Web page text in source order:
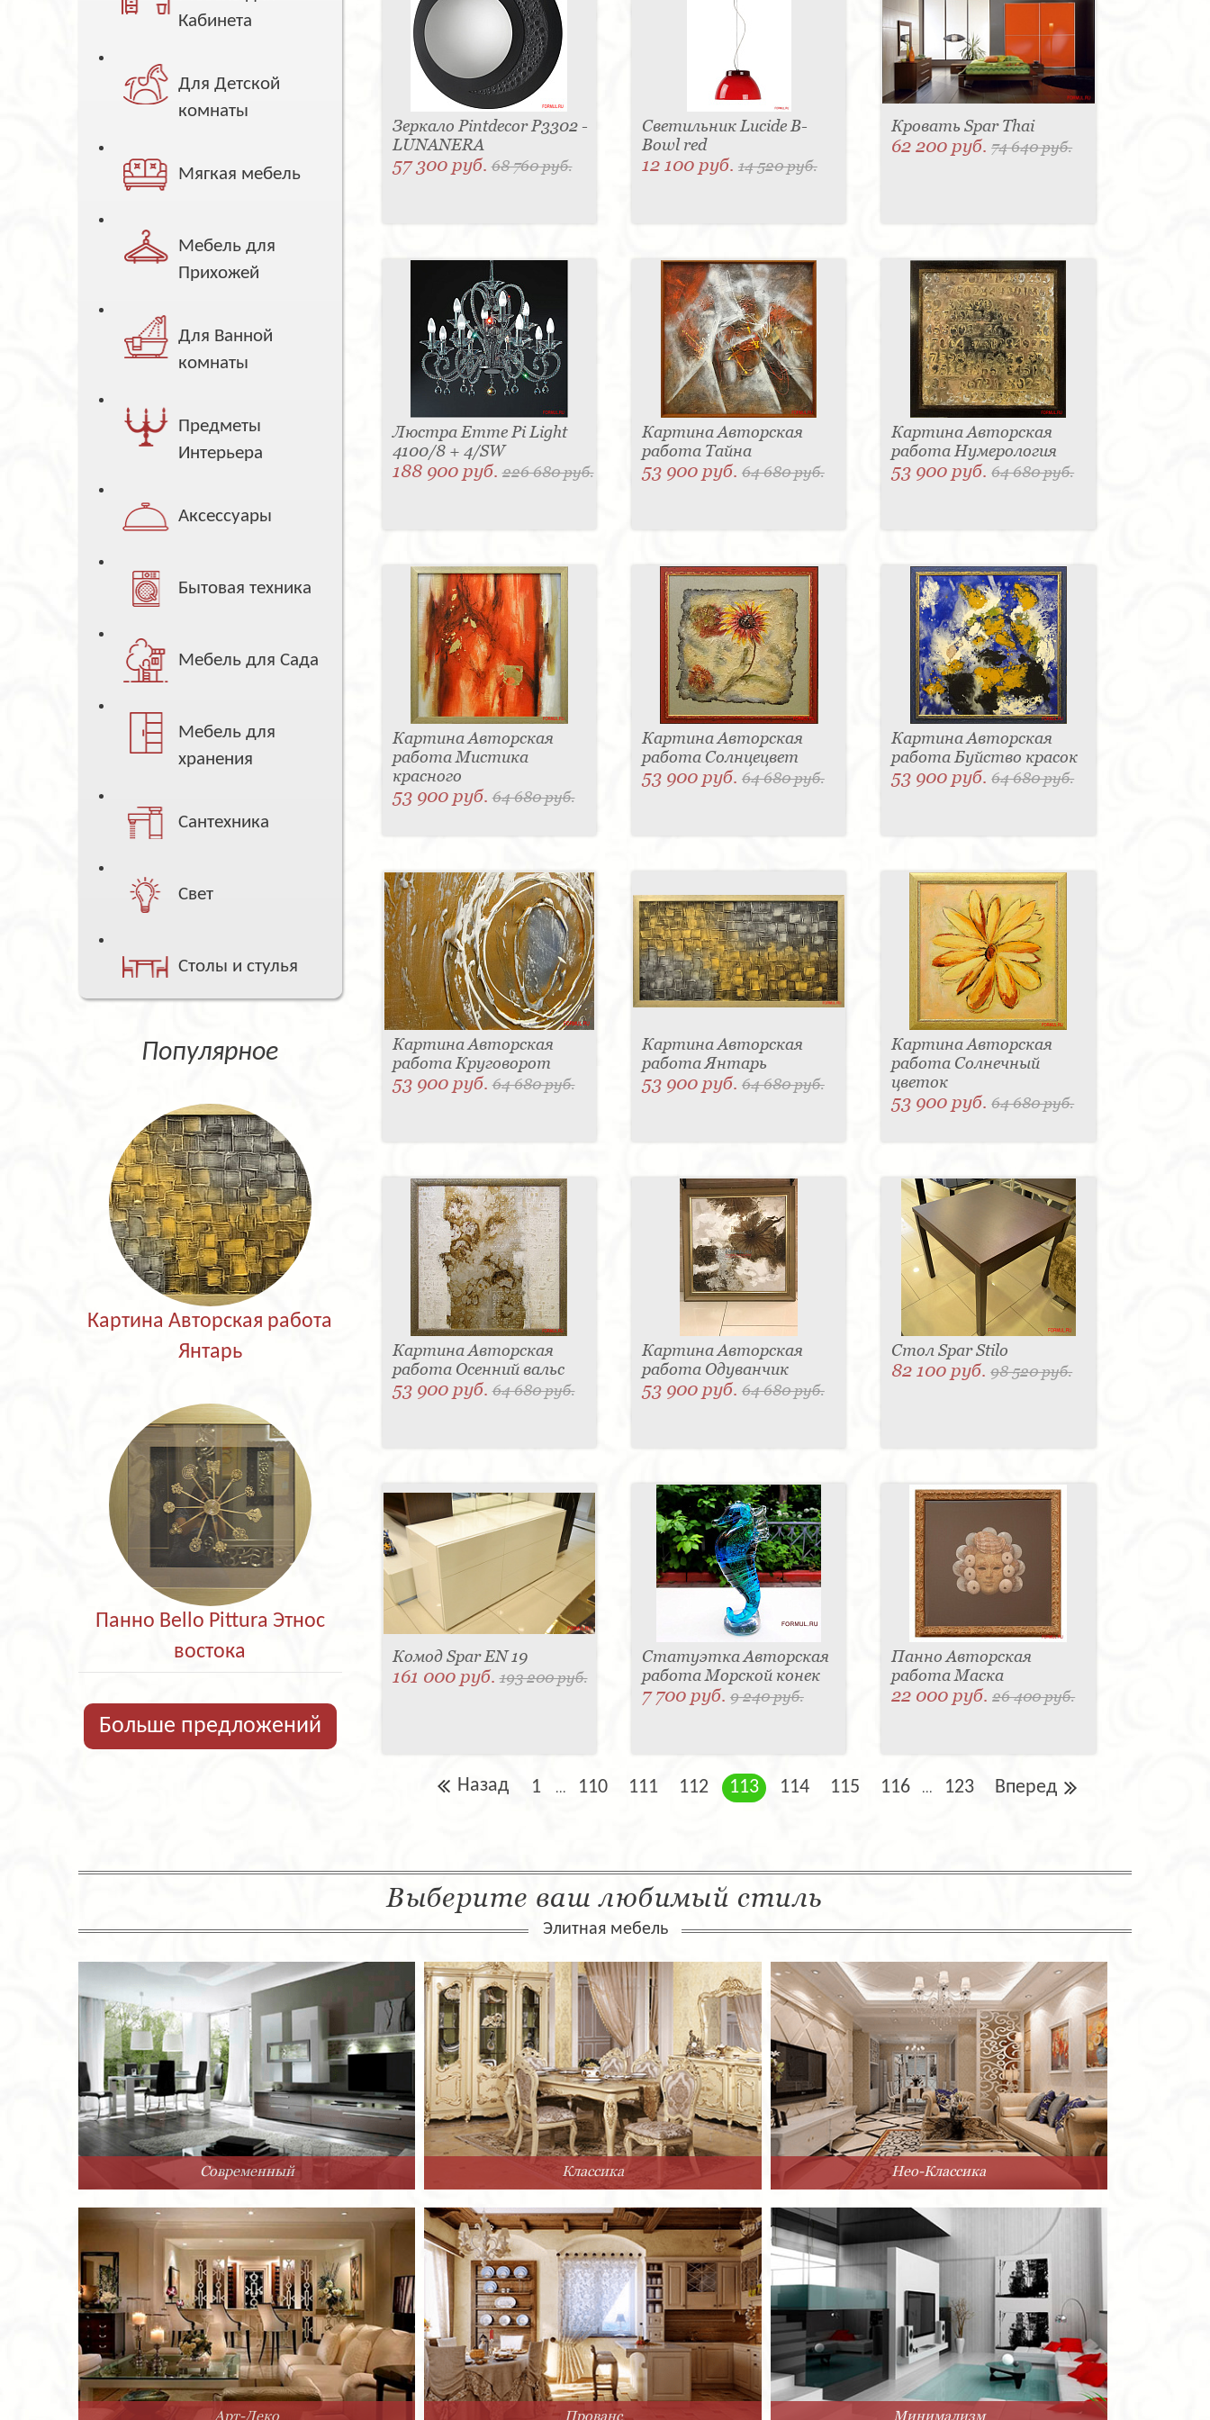
Кабинета
Для Детской
комнаты
Мягкая мебель
Мебель для
Прихожей
Для Ванной
комнаты
Предметы
Интерьера
Аксессуары
Бытовая техника
Мебель для Сада
Мебель для
хранения
Сантехника
Свет
Столы и стулья
Популярное
Картина Авторская работа
Янтарь
Панно Bello Pittura Этнос
востока
Больше предложений
Зеркало Pintdecor P3302 -
LUNANERA
57 300 руб.68 760 руб.
Светильник Lucide B-
Bowl red
12 100 руб. 14 520 руб.
Кровать Spar Thai
62 200 руб.74 640 руб.
Люстра Emme Pi Light
4100/8 + 4/SW
188 900 руб.226 680 руб.
Картина Авторская
работа Тайна
53 900 руб. 64 680 руб.
Картина Авторская
работа Нумерология
53 900 руб.64 680 руб.
Картина Авторская
работа Мистика
красного
53 900 руб.64 680 руб.
Картина Авторская
работа Солнцецвет
53 900 руб. 64 680 руб.
Картина Авторская
работа Буйство красок
53 900 руб.64 680 руб.
Картина Авторская
работа Круговорот
53 900 руб.64 680 руб.
Картина Авторская
работа Янтарь
53 900 руб. 64 680 руб.
Картина Авторская
работа Солнечный
цветок
53 900 руб.64 680 руб.
Картина Авторская
работа Осенний вальс
53 900 руб.64 680 руб.
Картина Авторская
работа Одуванчик
53 900 руб. 64 680 руб.
Стол Spar Stilo
82 100 руб.98 520 руб.
Комод Spar EN 19
161 000 руб.193 200 руб.
Статуэтка Авторская
работа Морской конек
7 700 руб. 9 240 руб.
Панно Авторская
работа Маска
22 000 руб.26 400 руб.
Назад 1 ... 110 111 112 113 114 115 116 ... 123 Вперед
Выберите ваш любимый стиль
Элитная мебель
Современный Классика Нео-Классика
Арт-Деко Прованс Минимализм